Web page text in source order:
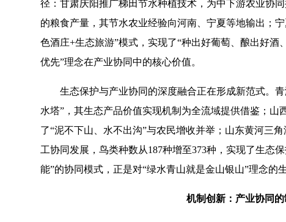
径：甘肃庆阳推广梯田节水种植技术，为中下游农业协
的粮食产量，其节水农业经验向河南、宁夏等地输出；
色酒庄+生态旅游”模式，实现了“种出好葡萄、酿出好酒
优先”理念在产业协同中的核心价值。
生态保护与产业协同的深度融合正在形成新范式。青
水塔”，其生态产品价值实现机制为全流域提供借鉴；山
了“泥不下山、水不出沟”与农民增收并举；山东黄河三
工协同发展，鸟类种数从187种增至373种，实现了生态
能”的协同模式，正是对“绿水青山就是金山银山”理念的
机制创新：产业协同